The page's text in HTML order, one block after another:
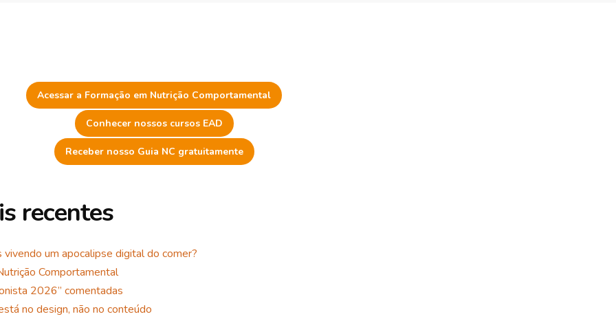
Acessar a Formação em Nutrição Comportamental
Conhecer nossos cursos EAD
Receber nosso Guia NC gratuitamente
recentes
um apocalipse digital do comer?
Comportamental
2026” comentadas
no design, não no conteúdo